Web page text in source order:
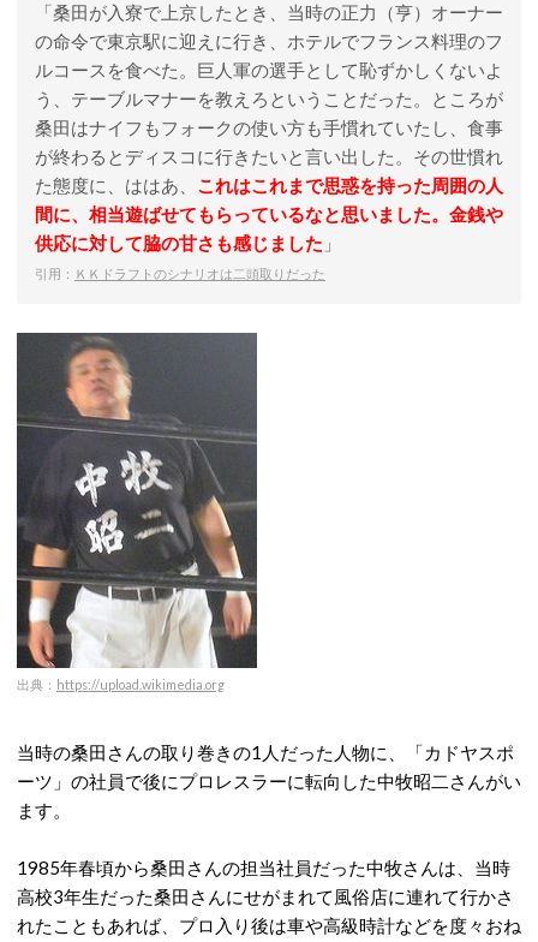
「桑田が入寮で上京したとき、当時の正力（亨）オーナー
の命令で東京駅に迎えに行き、ホテルでフランス料理のフ
ルコースを食べた。巨人軍の選手として恥ずかしくないよ
う、テーブルマナーを教えろということだった。ところが
桑田はナイフもフォークの使い方も手慣れていたし、食事
が終わるとディスコに行きたいと言い出した。その世慣れ
た態度に、ははあ、 これはこれまで思惑を持った周囲の人
間に、相当遊ばせてもらっているなと思いました。金銭や
供応に対して脇の甘さも感じました 」
引用： ＫＫドラフトのシナリオは二頭取りだった
出典： https://upload.wikimedia.org
当時の桑田さんの取り巻きの1人だった人物に、「カドヤスポ
ーツ」の社員で後にプロレスラーに転向した中牧昭二さんがい
ます。
1985年春頃から桑田さんの担当社員だった中牧さんは、当時
高校3年生だった桑田さんにせがまれて風俗店に連れて行かさ
れたこともあれば、プロ入り後は車や高級時計などを度々おね